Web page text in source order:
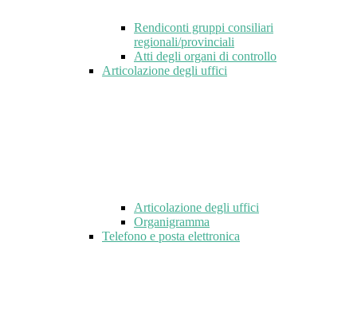
Rendiconti gruppi consiliari
regionali/provinciali
Atti degli organi di controllo
Articolazione degli uffici
Articolazione degli uffici
Organigramma
Telefono e posta elettronica